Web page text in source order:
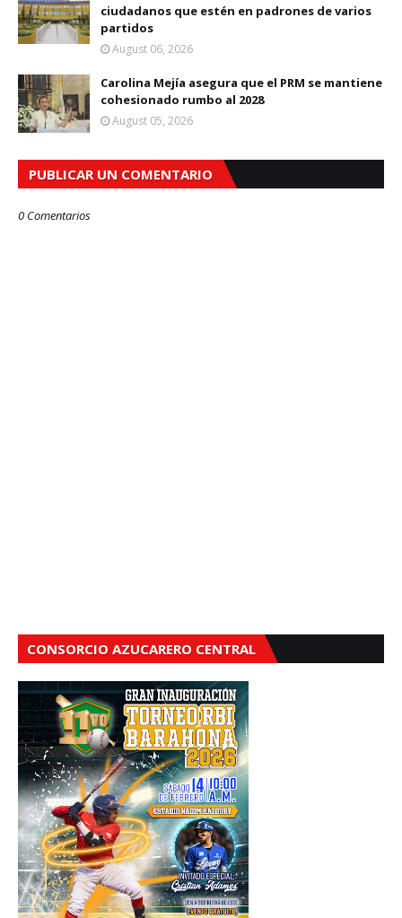
ciudadanos que estén en padrones de varios
partidos
August 06, 2026
Carolina Mejía asegura que el PRM se mantiene
cohesionado rumbo al 2028
August 05, 2026
PUBLICAR UN COMENTARIO
0 Comentarios
CONSORCIO AZUCARERO CENTRAL